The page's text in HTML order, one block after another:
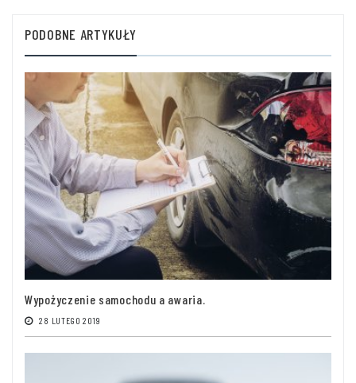
PODOBNE ARTYKUŁY
Wypożyczenie samochodu a awaria.
28 LUTEGO 2019